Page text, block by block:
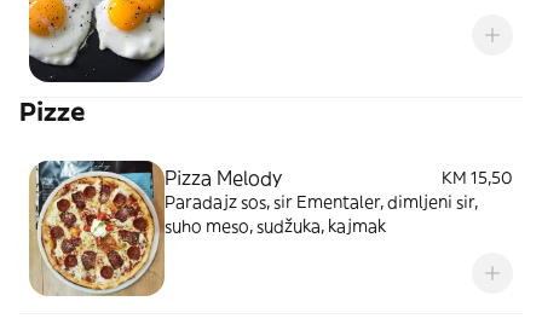
Pizze
Pizza Melody
KM 15,50
Paradajz sos, sir Ementaler, dimljeni sir,
suho meso, sudžuka, kajmak